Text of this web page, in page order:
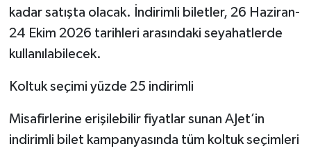
kadar satışta olacak. İndirimli biletler, 26 Haziran-
24 Ekim 2026 tarihleri arasındaki seyahatlerde
kullanılabilecek.
Koltuk seçimi yüzde 25 indirimli
Misafirlerine erişilebilir fiyatlar sunan AJet’in
indirimli bilet kampanyasında tüm koltuk seçimleri